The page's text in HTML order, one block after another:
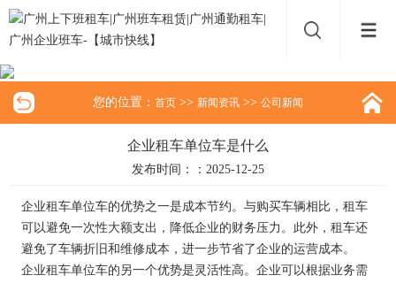
您的位置： 首页 >> 新闻资讯 >> 公司新闻
企业租车单位车是什么
发布时间：：2025-12-25
企业租车单位车的优势之一是成本节约。与购买车辆相比，租车
可以避免一次性大额支出，降低企业的财务压力。此外，租车还
避免了车辆折旧和维修成本，进一步节省了企业的运营成本。
企业租车单位车的另一个优势是灵活性高。企业可以根据业务需